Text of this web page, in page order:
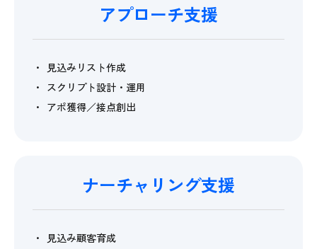
アプローチ支援
見込みリスト作成
スクリプト設計・運用
アポ獲得／接点創出
ナーチャリング支援
見込み顧客育成